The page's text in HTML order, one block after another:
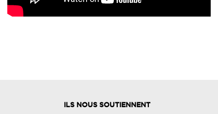
ILS NOUS SOUTIENNENT